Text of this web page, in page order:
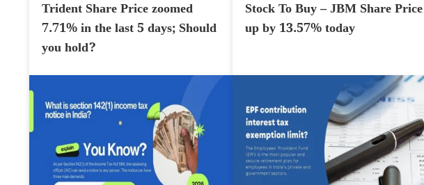
Trident Share Price zoomed
7.71% in the last 5 days; Should
you hold?
Stock To Buy – JBM Share Price
up by 13.57% today